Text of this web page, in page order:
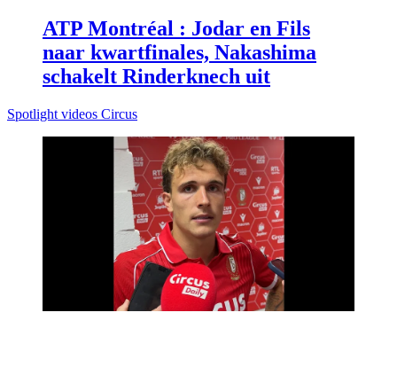
ATP Montréal : Jodar en Fils
naar kwartfinales, Nakashima
schakelt Rinderknech uit
Spotlight videos Circus